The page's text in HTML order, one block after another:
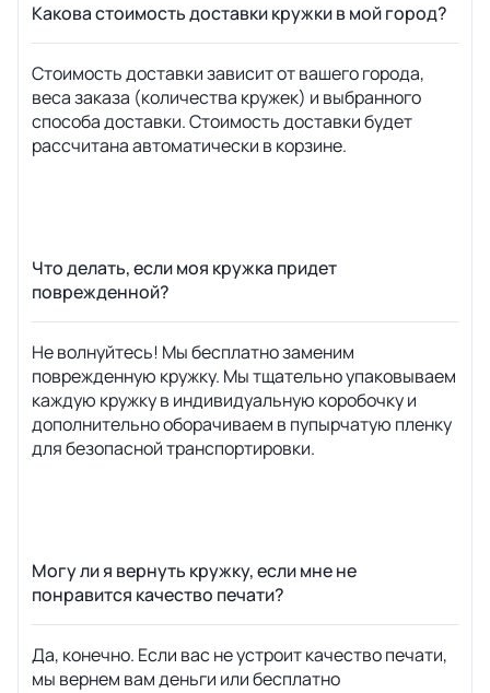
Какова стоимость доставки кружки в мой город?
Стоимость доставки зависит от вашего города,
веса заказа (количества кружек) и выбранного
способа доставки. Стоимость доставки будет
рассчитана автоматически в корзине.
Что делать, если моя кружка придет
поврежденной?
Не волнуйтесь! Мы бесплатно заменим
поврежденную кружку. Мы тщательно упаковываем
каждую кружку в индивидуальную коробочку и
дополнительно оборачиваем в пупырчатую пленку
для безопасной транспортировки.
Могу ли я вернуть кружку, если мне не
понравится качество печати?
Да, конечно. Если вас не устроит качество печати,
мы вернем вам деньги или бесплатно